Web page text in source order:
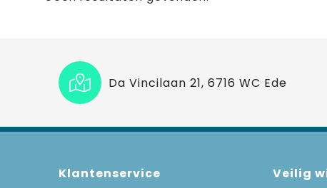
Da Vincilaan 21, 6716 WC Ede
Klantenservice Veilig